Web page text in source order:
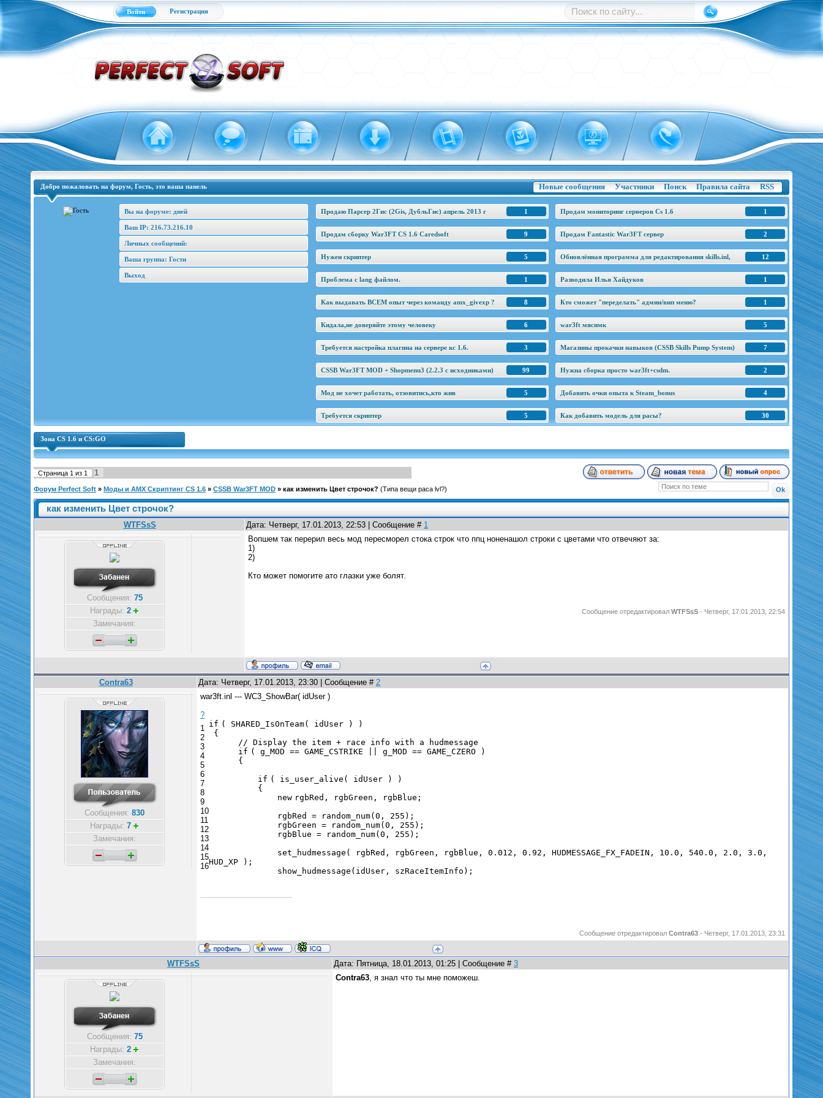
Войти Регистрация
Новые сообщения Участники Поиск Правила сайта RSS
Добро пожаловать на форум, Гость, это ваша панель
Вы на форуме: дней
Ваш IP: 216.73.216.10
Личных сообщений:
Ваша группа: Гости
Выход
1
Продаю Парсер 2Гис (2Gis, ДубльГис) апрель 2013 г 1
Продам мониторинг серверов Cs 1.6
9
Продам сборку War3FT CS 1.6 Caredsoft 2
Продам Fantastic War3FT сервер
5
Нужен скриптер 12
Обновлённая программа для редактирования skills.inl,
1
Проблема с lang файлом. 1
Разводила Илья Хайдуков
8
Как выдавать ВСЕМ опыт через команду amx_givexp ? 1
Кто сможет "переделать" админ/вип меню?
6
Кидала,не доверяйте этому человеку 5
war3ft мяснмк
3
Требуется настройка плагина на сервере кс 1.6. 7
Магазины прокачки навыков (CSSB Skills Pump System)
99
CSSB War3FT MOD + Shopmenu3 (2.2.3 c исходниками) 2
Нужна сборка просто war3ft+csdm.
5
Мод не хочет работать, отзовитись,кто жив 4
Добавить очки опыта к Steam_bonus
5
Требуется скриптер 30
Как добавить модель для расы?
Зона CS 1.6 и CS:GO
Страница 1 из 1 1
Форум Perfect Soft » Моды и AMX Скриптинг CS 1.6 » CSSB War3FT MOD » как изменить Цвет строчок? (Типа вещи раса lvl?)
как изменить Цвет строчок?
WTFSsS Дата: Четверг, 17.01.2013, 22:53 | Сообщение # 1
Сообщения: 75
Награды: 2
Замечания:
Вопшем так перерил весь мод пересморел стока строк что ппц ноненашол строки с цветами что отвечяют за:
1)
2)
Кто может помогите ато глазки уже болят.
Сообщение отредактировал WTFSsS - Четверг, 17.01.2013, 22:54
Contra63 Дата: Четверг, 17.01.2013, 23:30 | Сообщение # 2
Сообщения: 830
Награды: 7
Замечания:
war3ft.inl --- WC3_ShowBar( idUser )
?
1
2
3
4
5
6
7
8
9
10
11
12
13
14
15
16
if ( SHARED_IsOnTeam( idUser ) )
{
// Display the item + race info with a hudmessage
if ( g_MOD == GAME_CSTRIKE || g_MOD == GAME_CZERO )
{
if ( is_user_alive( idUser ) )
{
new rgbRed, rgbGreen, rgbBlue;
rgbRed = random_num( 0 , 255 );
rgbGreen = random_num( 0 , 255 );
rgbBlue = random_num( 0 , 255 );
set_hudmessage( rgbRed, rgbGreen, rgbBlue, 0.012 , 0.92 , HUDMESSAGE_FX_FADEIN, 10.0 , 540.0 , 2.0 , 3.0 ,
HUD_XP );
show_hudmessage(idUser, szRaceItemInfo);
Сообщение отредактировал Contra63 - Четверг, 17.01.2013, 23:31
WTFSsS Дата: Пятница, 18.01.2013, 01:25 | Сообщение # 3
Сообщения: 75
Награды: 2
Замечания:
Contra63, я знал что ты мне поможеш.